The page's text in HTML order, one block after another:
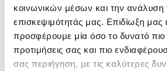
κοινωνικών μέσων και την ανάλυση
επισκεψιμότητάς μας. Επιδίωξη μας
προσφέρουμε μία όσο το δυνατό πιο
προτιμήσεις σας και πιο
σας περιήγηση, με τις καλύτερες